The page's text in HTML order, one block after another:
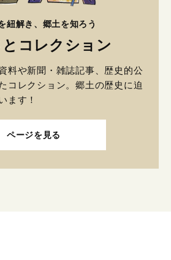
紐解き、郷土を知ろう
コレクション
料や新聞・雑誌記事、歴史的公
コレクション。郷土の歴史に迫
ます！
ページを見る